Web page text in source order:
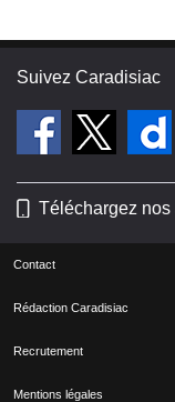
Suivez Caradisiac
Téléchargez
Contact
Rédaction Caradisiac
Recrutement
Mentions légales